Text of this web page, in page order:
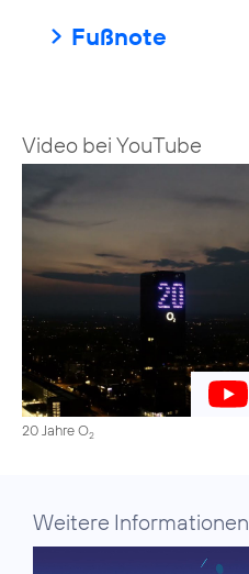
Fußnote
Video bei YouTube
20 Jahre O2
Weitere Informationen